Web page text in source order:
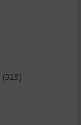
(325)